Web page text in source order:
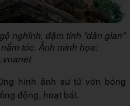
nghĩnh, đậm tính "dân gian"
tóc. Ảnh minh họa:
hình ảnh sư tử vờn bóng
động, hoạt bát.